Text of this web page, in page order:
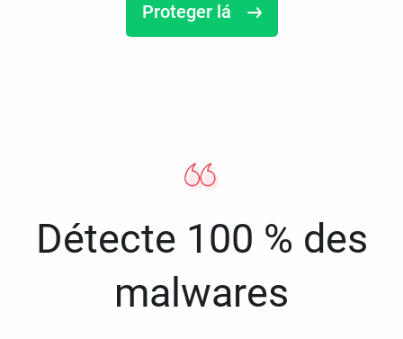
Proteger lá
Détecte 100 % des
malwares